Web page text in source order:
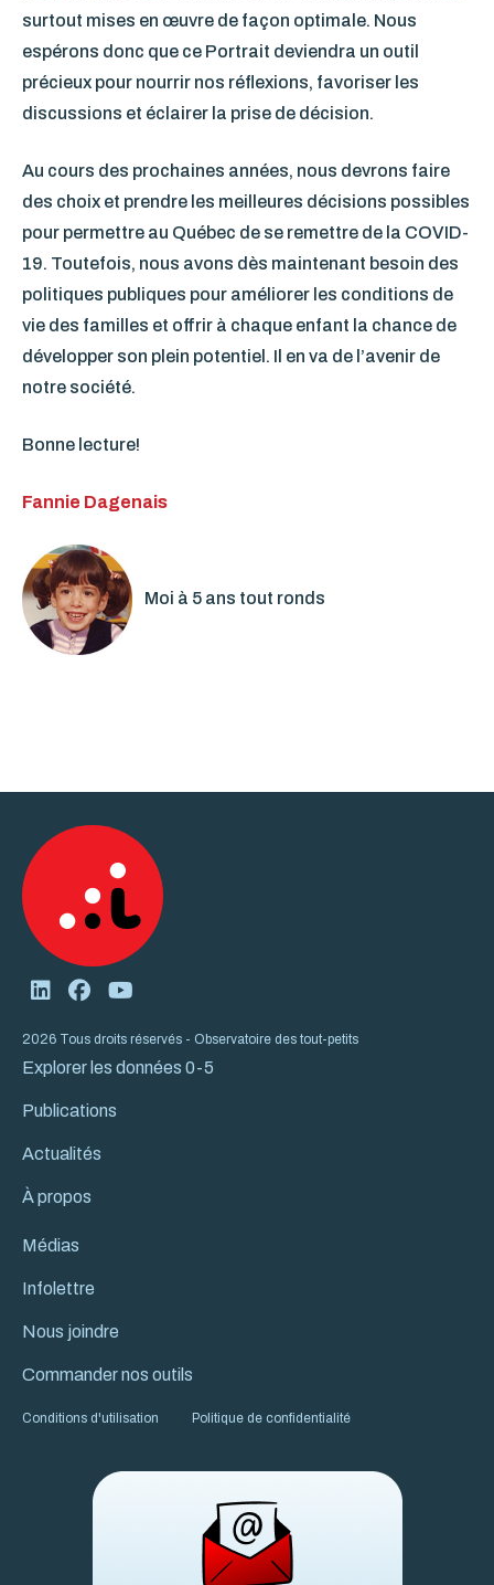
surtout mises en œuvre de façon optimale. Nous
espérons donc que ce Portrait deviendra un outil
précieux pour nourrir nos réflexions, favoriser les
discussions et éclairer la prise de décision.
Au cours des prochaines années, nous devrons faire
des choix et prendre les meilleures décisions possibles
pour permettre au Québec de se remettre de la COVID-
19. Toutefois, nous avons dès maintenant besoin des
politiques publiques pour améliorer les conditions de
vie des familles et offrir à chaque enfant la chance de
développer son plein potentiel. Il en va de l’avenir de
notre société.
Bonne lecture!
Fannie Dagenais
Moi à 5 ans tout ronds
2026 Tous droits réservés - Observatoire des tout-petits
Explorer les données 0-5
Publications
Actualités
À propos
Médias
Infolettre
Nous joindre
Commander nos outils
Conditions d'utilisation Politique de confidentialité